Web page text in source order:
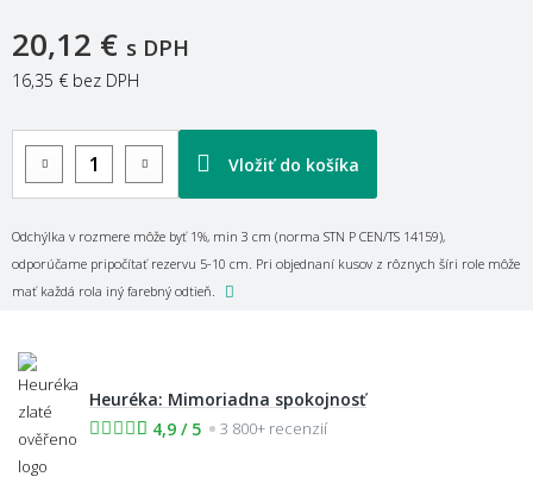
20,12 € s DPH
16,35 € bez DPH
Vložiť do košíka
Odchýlka v rozmere môže byť 1%, min 3 cm (norma STN P CEN/TS 14159),
odporúčame pripočítať rezervu 5-10 cm. Pri objednaní kusov z rôznych šíri role môže
mať každá rola iný farebný odtieň.
Heuréka: Mimoriadna spokojnosť
4,9 / 5
3 800+ recenzií